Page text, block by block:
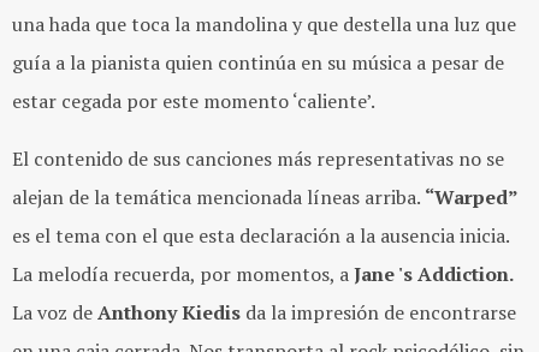
una hada que toca la mandolina y que destella una luz que
guía a la pianista quien continúa en su música a pesar de
estar cegada por este momento ‘caliente’.
El contenido de sus canciones más representativas no se
alejan de la temática mencionada líneas arriba. “Warped”
es el tema con el que esta declaración a la ausencia inicia.
La melodía recuerda, por momentos, aJane 's Addiction.
La voz deAnthony Kiedis da la impresión de encontrarse